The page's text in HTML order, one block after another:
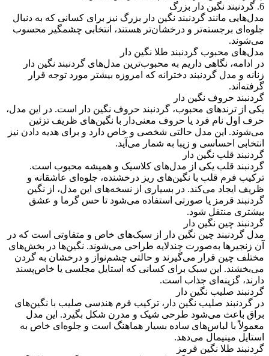
6. گردنبند نگین دار بزرگ
مدل‌هایی مانند گردنبند نگین دار بزرگ نیز برای کسانی که به دنبال
جلوه‌ای برجسته‌تر و درخشان‌تر هستند، انتخابی چشمگیر محسوب
می‌شوند.
مدل‌های محبوب گردنبند طلا نگین ‌دار
در ادامه، نگاهی داریم به محبوب‌ترین مدل‌های گردنبند نگین دار
زنانه و مدل گردنبند دخترانه که امروزه بیشتر مورد توجه قرار
گرفته‌اند.
گردنبند حروف نگین ‌دار
یکی از ترندهای محبوب، گردنبند حروف نگین دار است. در این مدل،
حرف اول نام فرد یا حروف معنی‌دار با نگین‌های ظریف تزئین
می‌شوند. این مدل حالتی شخصی و خاص دارد و برای هدیه دادن نیز
انتخابی احساسی و زیبا به شمار می‌آید.
گردنبند قلب نگین ‌دار
گردنبند قلب یکی از مدل‌های کلاسیک و همیشه محبوب است.
ترکیب فرم قلب با نگین‌های ریز درخشنده، جلوه‌ای عاشقانه و
ظریف ایجاد می‌کند. در بسیاری از نسخه‌های این مدل، از نگین
گردنبند قرمز یا صورتی استفاده می‌شود تا حس گرما و عشق
بیشتری منتقل شود.
گردنبند چین نگین ‌دار
مدل گردنبند چین نگین دار از سبک‌های خاص و متفاوتی است که در
آن زنجیرها به‌صورت چندلایه طراحی می‌شوند. نگین‌ها در بخش‌های
مختلف چین قرار می‌گیرند و حالتی چشم‌نواز و درخشان به گردن
می‌بخشند. این سبک برای کسانی که استایل مجلسی یا خاص‌پسند
دارند، گزینه‌ای جذاب است.
گردنبند صلیب نگین ‌دار
در گردنبند صلیب نگین دار، ترکیب فرم هندسی صلیب با نگین‌های
براق باعث می‌شود طرحی شیک و مدرن شکل بگیرد. این مدل
معمولاً با لباس‌های ساده بسیار هماهنگ است و جلوه‌ای خاص به
استایل مینیمال می‌دهد.
گردنبند طلا نگین قرمز